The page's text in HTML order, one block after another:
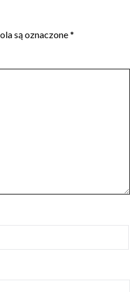
są oznaczone*